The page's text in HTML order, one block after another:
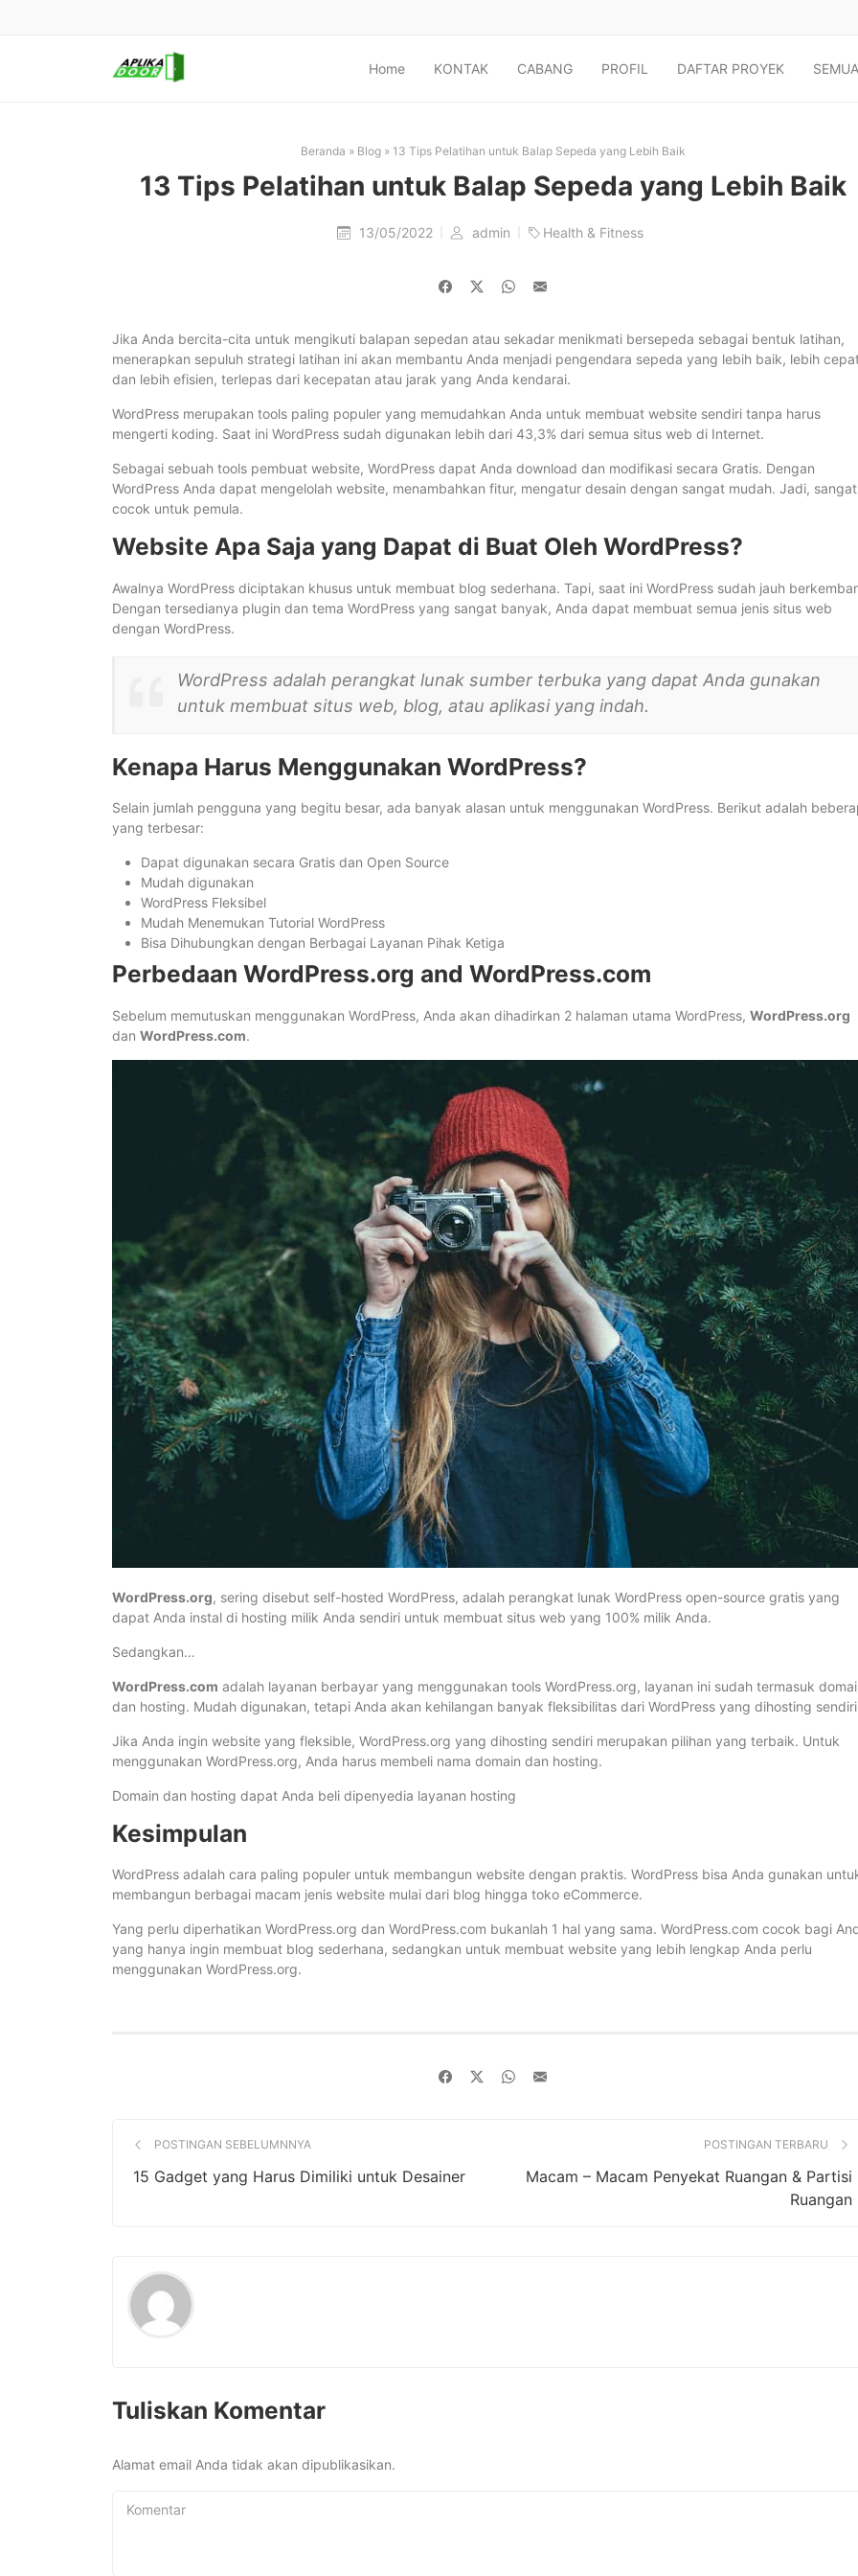
Home KONTAK CABANG PROFIL DAFTAR PROYEK
Beranda » Blog» 13 Tips Pelatihan untuk Balap Sepeda yang Lebih Baik
13 Tips Pelatihan untuk Balap Sepeda yang Lebih Baik
13/05/2022 admin Health & Fitness
Jika Anda bercita-cita untuk mengikuti balapan sepedan atau sekadar menikmati bersepeda sebagai bentuk latihan,
menerapkan sepuluh strategi latihan ini akan membantu Anda menjadi pengendara sepeda yang lebih baik, lebih
dan lebih efisien, terlepas dari kecepatan atau jarak yang Anda kendarai.
WordPress merupakan tools paling populer yang memudahkan Anda untuk membuat website sendiri tanpa harus
mengerti koding. Saat ini WordPress sudah digunakan lebih dari 43,3% dari semua situs web di Internet.
Sebagai sebuah tools pembuat website, WordPress dapat Anda download dan modifikasi secara Gratis. Dengan
WordPress Anda dapat mengelolah website, menambahkan fitur, mengatur desain dengan sangat mudah. Jadi, sangat
cocok untuk pemula.
Website Apa Saja yang Dapat di Buat Oleh WordPress?
Awalnya WordPress diciptakan khusus untuk membuat blog sederhana. Tapi, saat ini WordPress sudah jauh
Dengan tersedianya plugin dan tema WordPress yang sangat banyak, Anda dapat membuat semua jenis situs web
dengan WordPress.
WordPress adalah perangkat lunak sumber terbuka yang dapat Anda gunakan
untuk membuat situs web, blog, atau aplikasi yang indah.
Kenapa Harus Menggunakan WordPress?
Selain jumlah pengguna yang begitu besar, ada banyak alasan untuk menggunakan WordPress. Berikut adalah
yang terbesar:
Dapat digunakan secara Gratis dan Open Source
Mudah digunakan
WordPress Fleksibel
Mudah Menemukan Tutorial WordPress
Bisa Dihubungkan dengan Berbagai Layanan Pihak Ketiga
Perbedaan WordPress.org and WordPress.com
Sebelum memutuskan menggunakan WordPress, Anda akan dihadirkan 2 halaman utama WordPress, WordPress.org
dan WordPress.com.
WordPress.org, sering disebut self-hosted WordPress, adalah perangkat lunak WordPress open-source gratis yang
dapat Anda instal di hosting milik Anda sendiri untuk membuat situs web yang 100% milik Anda.
Sedangkan…
WordPress.com adalah layanan berbayar yang menggunakan tools WordPress.org, layanan ini sudah termasuk
dan hosting. Mudah digunakan, tetapi Anda akan kehilangan banyak fleksibilitas dari WordPress yang dihosting
Jika Anda ingin website yang fleksible, WordPress.org yang dihosting sendiri merupakan pilihan yang terbaik. Untuk
menggunakan WordPress.org, Anda harus membeli nama domain dan hosting.
Domain dan hosting dapat Anda beli dipenyedia layanan hosting
Kesimpulan
WordPress adalah cara paling populer untuk membangun website dengan praktis. WordPress bisa Anda gunakan
membangun berbagai macam jenis website mulai dari blog hingga toko eCommerce.
Yang perlu diperhatikan WordPress.org dan WordPress.com bukanlah 1 hal yang sama. WordPress.com cocok bagi
yang hanya ingin membuat blog sederhana, sedangkan untuk membuat website yang lebih lengkap Anda perlu
menggunakan WordPress.org.
POSTINGAN SEBELUMNNYA
15 Gadget yang Harus Dimiliki untuk Desainer
POSTINGAN TERBARU
Macam – Macam Penyekat Ruangan & Partisi
Ruangan
Tuliskan Komentar
Alamat email Anda tidak akan dipublikasikan.
Komentar